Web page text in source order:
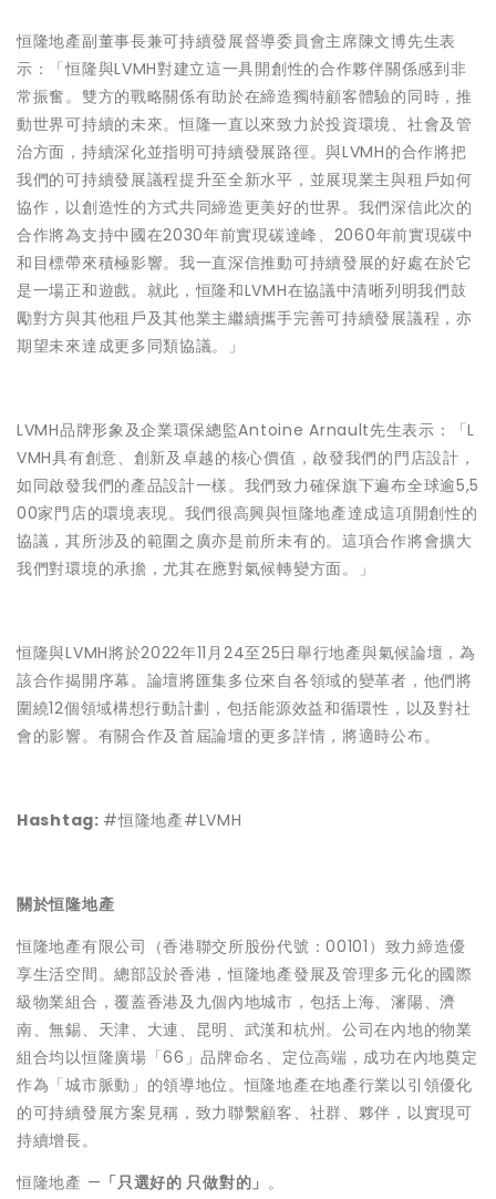
恒隆地產副董事長兼可持續發展督導委員會主席陳文博先生表
示：「恒隆與LVMH對建立這一具開創性的合作夥伴關係感到非
常振奮。雙方的戰略關係有助於在締造獨特顧客體驗的同時，推
動世界可持續的未來。恒隆一直以來致力於投資環境、社會及管
治方面，持續深化並指明可持續發展路徑。與LVMH的合作將把
我們的可持續發展議程提升至全新水平，並展現業主與租戶如何
協作，以創造性的方式共同締造更美好的世界。我們深信此次的
合作將為支持中國在2030年前實現碳達峰、2060年前實現碳中
和目標帶來積極影響。我一直深信推動可持續發展的好處在於它
是一場正和遊戲。就此，恒隆和LVMH在協議中清晰列明我們鼓
勵對方與其他租戶及其他業主繼續攜手完善可持續發展議程，亦
期望未來達成更多同類協議。」
LVMH品牌形象及企業環保總監Antoine Arnault先生表示：「L
VMH具有創意、創新及卓越的核心價值，啟發我們的門店設計，
如同啟發我們的產品設計一樣。我們致力確保旗下遍布全球逾5,5
00家門店的環境表現。我們很高興與恒隆地產達成這項開創性的
協議，其所涉及的範圍之廣亦是前所未有的。這項合作將會擴大
我們對環境的承擔，尤其在應對氣候轉變方面。」
恒隆與LVMH將於2022年11月24至25日舉行地產與氣候論壇，為
該合作揭開序幕。論壇將匯集多位來自各領域的變革者，他們將
圍繞12個領域構想行動計劃，包括能源效益和循環性，以及對社
會的影響。有關合作及首屆論壇的更多詳情，將適時公布。
Hashtag: #恒隆地產#LVMH
關於恒隆地產
恒隆地產有限公司（香港聯交所股份代號：00101）致力締造優
享生活空間。總部設於香港，恒隆地產發展及管理多元化的國際
級物業組合，覆蓋香港及九個內地城市，包括上海、瀋陽、濟
南、無錫、天津、大連、昆明、武漢和杭州。公司在內地的物業
組合均以恒隆廣場「66」品牌命名、定位高端，成功在內地奠定
作為「城市脈動」的領導地位。恒隆地產在地產行業以引領優化
的可持續發展方案見稱，致力聯繫顧客、社群、夥伴，以實現可
持續增長。
恒隆地產 — 「只選好的 只做對的」 。